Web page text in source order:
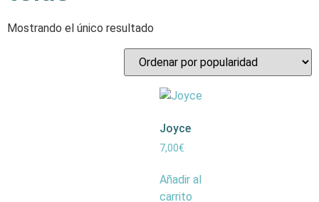
Mostrando el único resultado
Joyce
7,00€
Añadir al
carrito